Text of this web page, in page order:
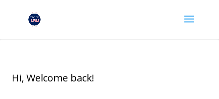
Hi, Welcome back!